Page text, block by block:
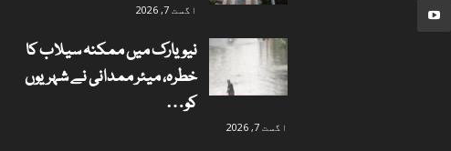
اگست 7, 2026
نیویارک میں ممکنہ سیلاب کا
خطرہ، میئر ممدانی نے شہریوں
کو…
اگست 7, 2026